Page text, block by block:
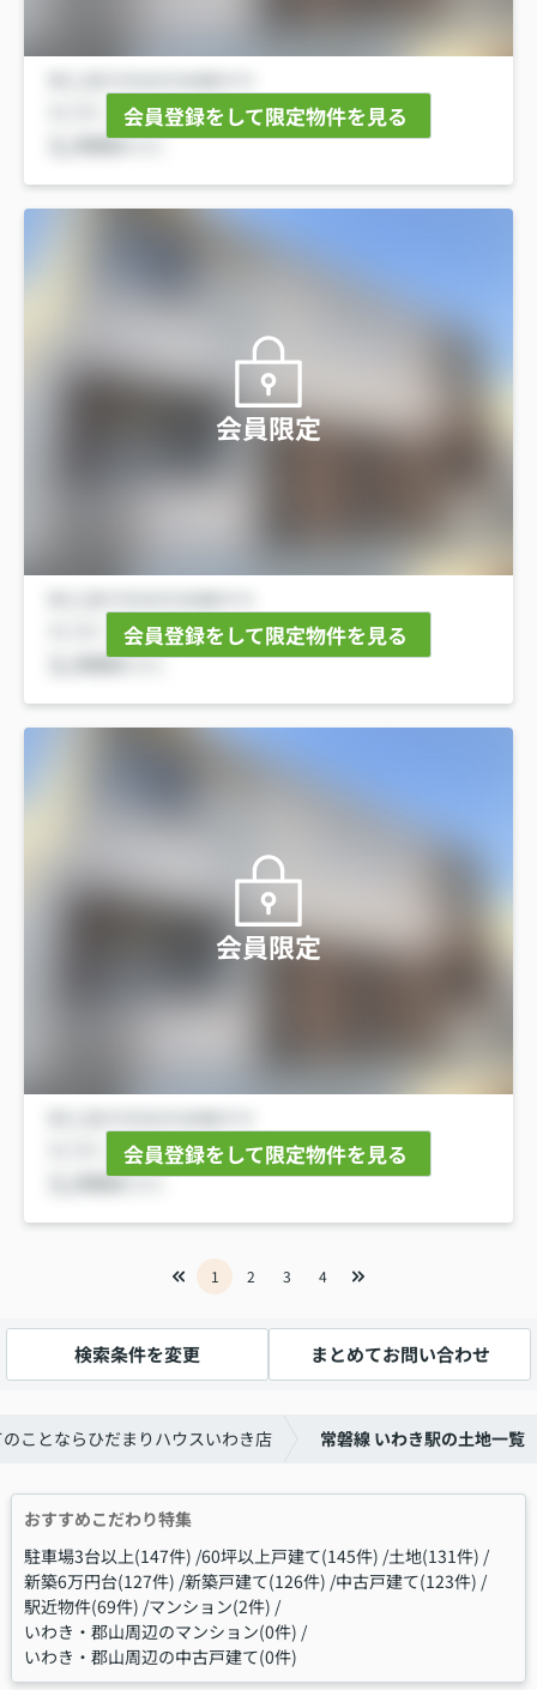
会員登録をして限定物件を見る
会員限定
会員登録をして限定物件を見る
会員限定
会員登録をして限定物件を見る
1 2 3 4
検索条件を変更 まとめてお問い合わせ
ことならひだまりハウスいわき店 常磐線 いわき駅の土地一覧
おすすめこだわり特集
駐車場3台以上(147件) 60坪以上戸建て(145件) 土地(131件)
新築6万円台(127件) 新築戸建て(126件) 中古戸建て(123件)
駅近物件(69件) マンション(2件)
いわき・郡山周辺のマンション(0件)
いわき・郡山周辺の中古戸建て(0件)